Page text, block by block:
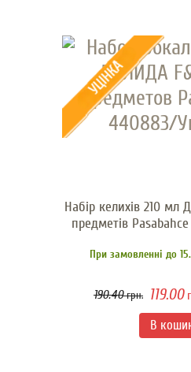
Набір келихів 210 мл
предметів
При замовленні до
190.40грн. 119.00